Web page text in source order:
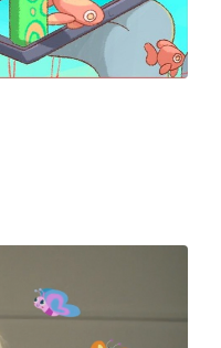
22 693